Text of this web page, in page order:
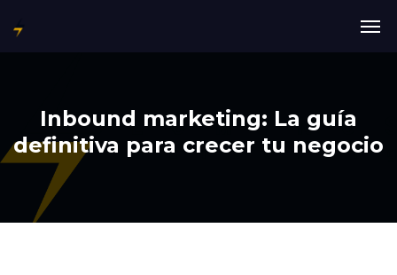
Inbound marketing: La guía
definitiva para crecer tu negocio